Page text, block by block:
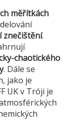
měřítkách
znečištění.
chaotického
. Dále se
jako je
UK v Tróji je